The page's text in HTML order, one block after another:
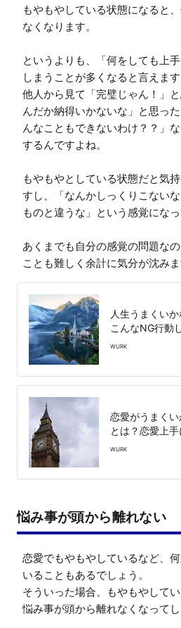
もやもやしている状態になると
なくなります。
というよりも、「何をしても上
しまうことが多くなると言えます
他人から見て「完璧じゃん！」
んだか納得いかないな」と思っ
んなこともできないわけ？？」
するんですよね。
もやもやとしている状態だと気
すし、「なんかしっくりこない
ものと違うな」という感覚になっ
あくまでも自分の感覚の問題な
ことも難しく余計に気分が沈みま
人生うまくい
こんなNG行動
WURK
恋愛がうまく
とは？恋愛上
WURK
悩み事が頭から離れない
恋愛でもやもやしているなど、
いることもあるでしょう。
そういった場合、もやもやして
悩み事が頭から離れなくなってし